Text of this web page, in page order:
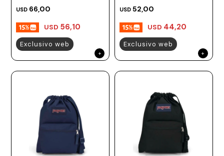
GRAPHITE GREY
USD 66,00
USD 56,10
Exclusivo web
USD 52,00
USD 44,20
Exclusivo web